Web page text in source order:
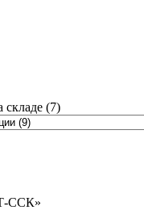
складе (7)
ССК»